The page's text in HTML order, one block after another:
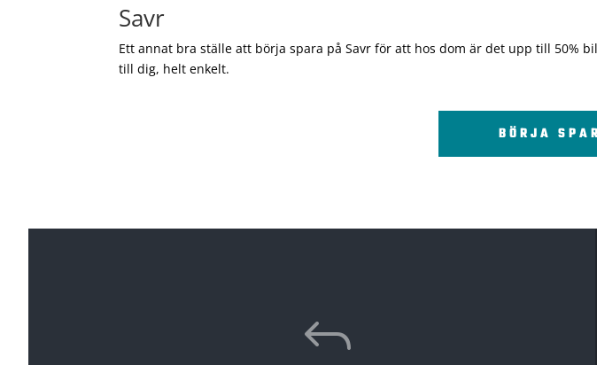
Savr
Ett annat bra ställe att börja spara på Savr för att hos dom är det upp till
till dig, helt enkelt.
BÖRJA
J